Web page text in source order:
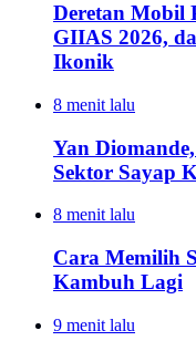
Deretan Mobil
GIIAS 2026,
Ikonik
8 menit lalu
Yan
Sektor Sayap
8 menit lalu
Cara Memilih
Kambuh Lagi
9 menit lalu